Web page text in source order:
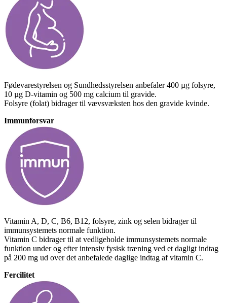
Fødevarestyrelsen og Sundhedsstyrelsen anbefaler 400 µg folsyre,
10 µg D-vitamin og 500 mg calcium til gravide.
Folsyre (folat) bidrager til vævsvæksten hos den gravide kvinde.
Immunforsvar
Vitamin A, D, C, B6, B12, folsyre, zink og selen bidrager til
immunsystemets normale funktion.
Vitamin C bidrager til at vedligeholde immunsystemets normale
funktion under og efter intensiv fysisk træning ved et dagligt indtag
på 200 mg ud over det anbefalede daglige indtag af vitamin C.
Fercilitet